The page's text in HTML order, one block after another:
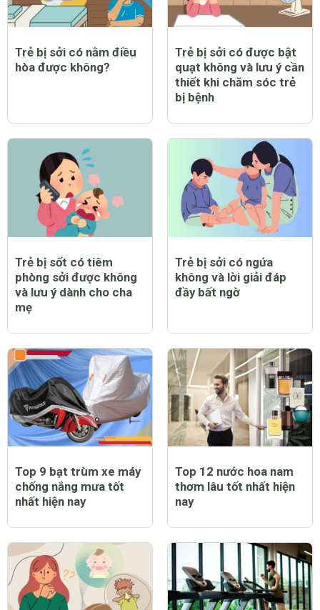
Trẻ bị sởi có nằm điều
hòa được không?
Trẻ bị sởi có được bật
quạt không và lưu ý cần
thiết khi chăm sóc trẻ
bị bệnh
Trẻ bị sốt có tiêm
phòng sởi được không
và lưu ý dành cho cha
mẹ
Trẻ bị sởi có ngứa
không và lời giải đáp
đầy bất ngờ
Top 9 bạt trùm xe máy
chống nắng mưa tốt
nhất hiện nay
Top 12 nước hoa nam
thơm lâu tốt nhất hiện
nay